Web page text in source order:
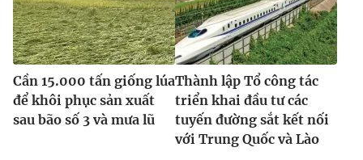
Cần 15.000 tấn giống lúa
để khôi phục sản xuất
sau bão số 3 và mưa lũ
Thành lập Tổ công tác
triển khai đầu tư các
tuyến đường sắt kết nối
với Trung Quốc và Lào